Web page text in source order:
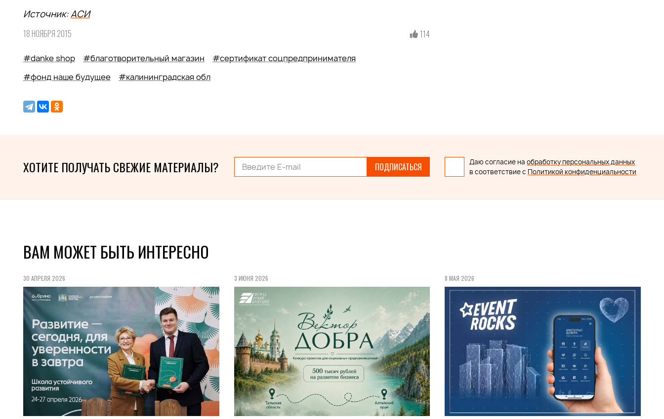
Источник:АСИ
18 НОЯБРЯ 2015 114
#danke shop #благотворительный магазин
#сертификат соцпредпринимателя
#фонд наше будущее
#калининградская обл
ХОТИТЕ ПОЛУЧАТЬ СВЕЖИЕ МАТЕРИАЛЫ? ПОДПИСАТЬСЯ Даю согласие наобработку персональных данных
в соответствие с Политикой конфиденциальности
ВАМ МОЖЕТ БЫТЬ ИНТЕРЕСНО
30 АПРЕЛЯ 2026 3 ИЮНЯ 2026 8 МАЯ 2026